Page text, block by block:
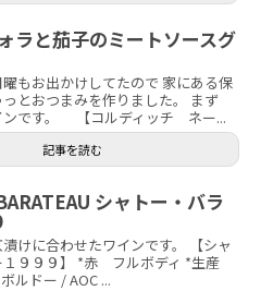
ラと茄子のミートソースグ
もお出かけしてたので 家にある保
とおつまみを作りました。 まず
ンです。 【コルディッチ ネー...
記事を読む
シャトー・バラ
けに合わせたワインです。 【シャ
１９９９】 *赤 フルボディ *生産
ルドー / AOC ...